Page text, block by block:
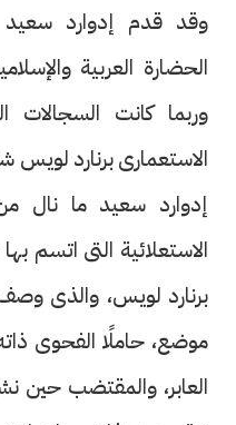
وقد قدم إدوارد
الحضارة العربية
وربما كانت السجالات
الاستعمارى برنارد لويس
إدوارد سعيد ما نال
الاستعلائية التى اتسم
برنارد لويس، والذى
موضع، حاملًا الفحوى
العابر، والمقتضب حين